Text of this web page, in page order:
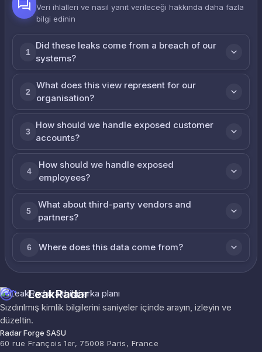
Veri ihlalleri ve nasıl yanıt verileceği hakkında daha fazla
bilgi edinin
1
Did these leaks come from a breach of our
systems?
2
What does this view represent for our
organisation?
3
How should we handle exposed customer
accounts?
4
How should we handle exposed
employees?
5
What about third-party vendors and
partners?
6 Where does this data come from?
LeakRadar
Sızdırılmış kimlik bilgilerini saniyeler içinde arayın, izleyin ve
düzeltin.
Radar Forge SASU
60 rue François 1er, 75008 Paris, France